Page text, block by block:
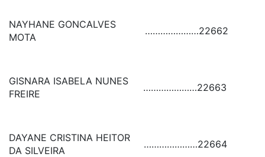
NAYHANE GONCALVES
MOTA
…………………22662
GISNARA ISABELA NUNES
FREIRE
…………………22663
DAYANE CRISTINA HEITOR
DA SILVEIRA
…………………22664